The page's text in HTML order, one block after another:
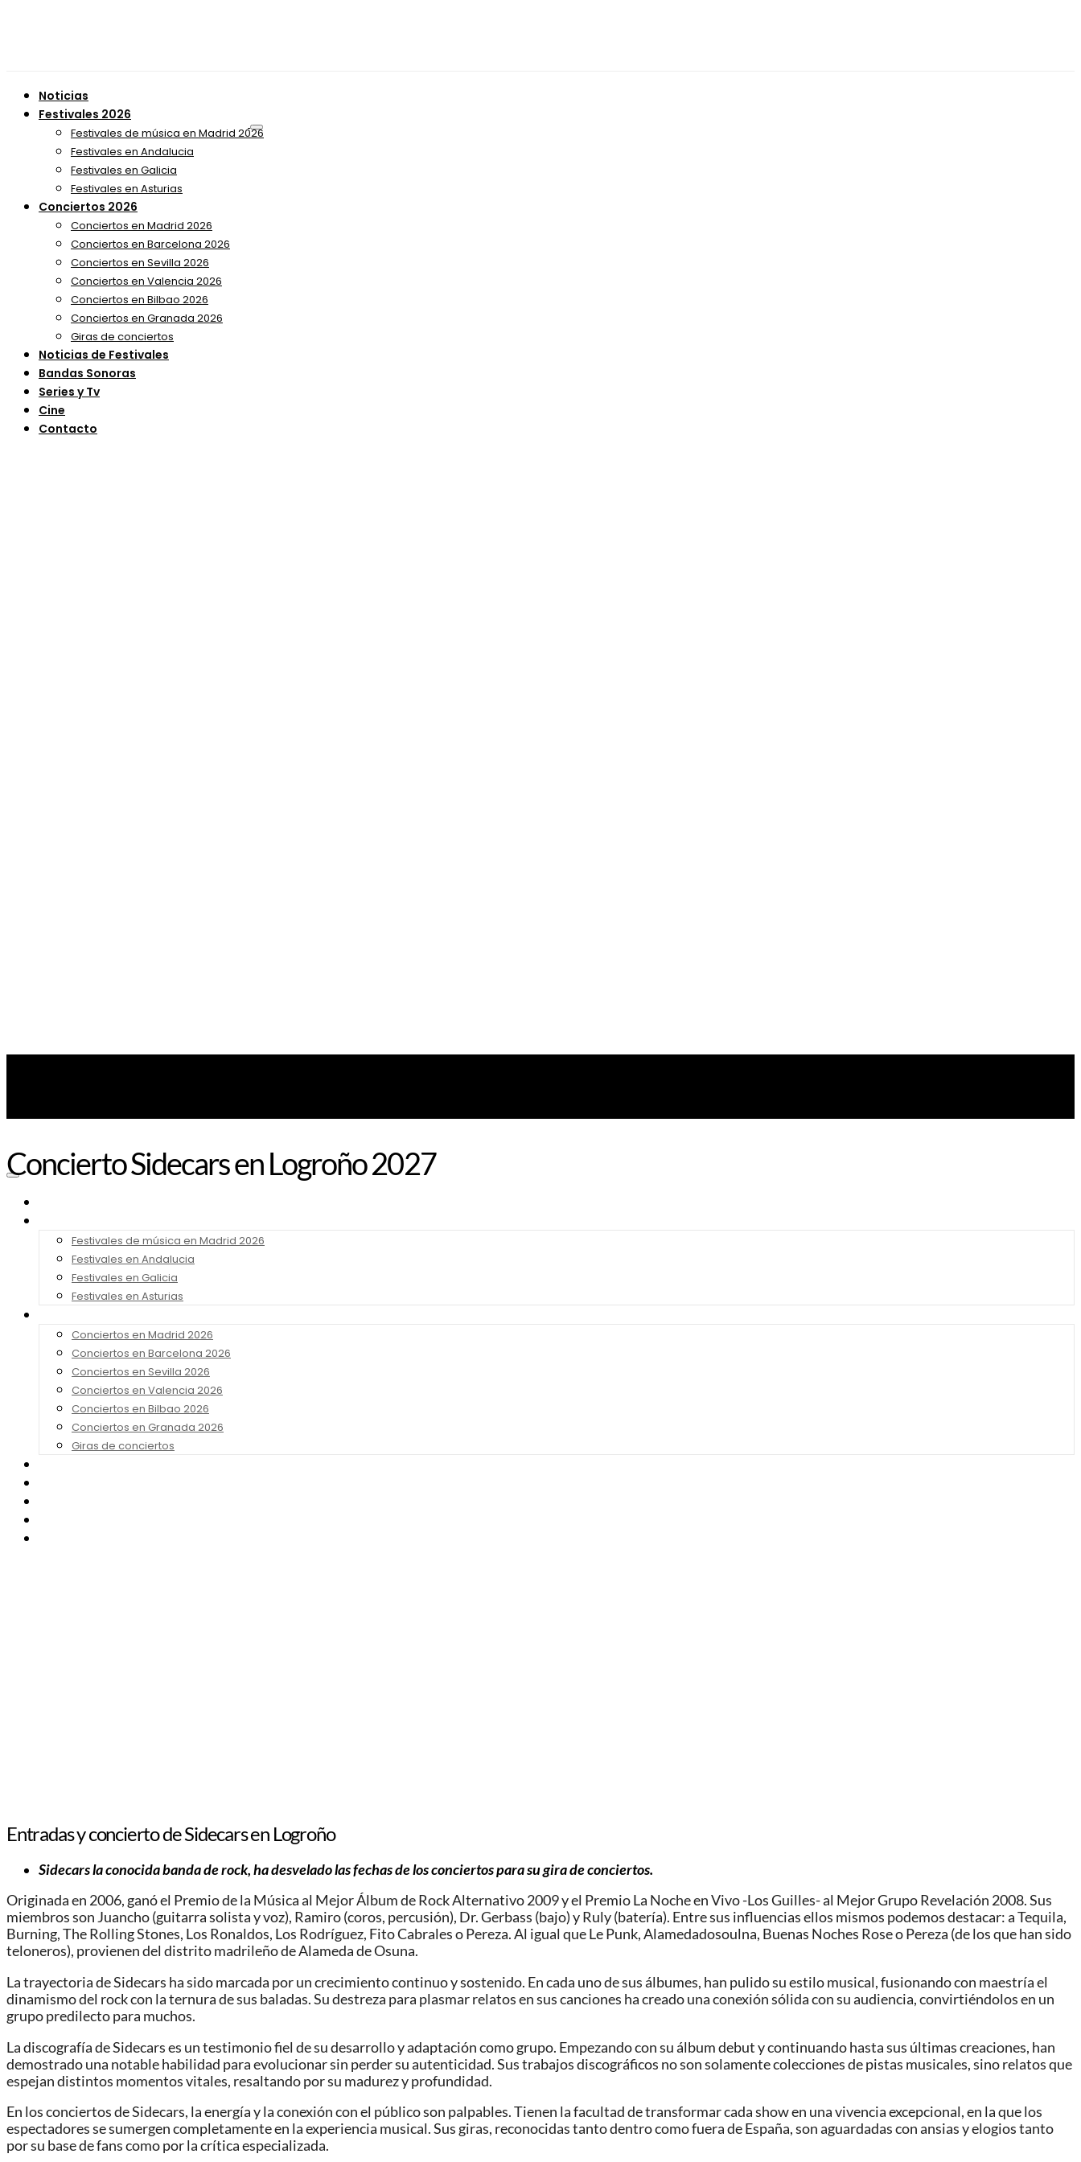
Noticias
Festivales 2026
Festivales de música en Madrid 2026
Festivales en Andalucia
Festivales en Galicia
Festivales en Asturias
Conciertos 2026
Conciertos en Madrid 2026
Conciertos en Barcelona 2026
Conciertos en Sevilla 2026
Conciertos en Valencia 2026
Conciertos en Bilbao 2026
Conciertos en Granada 2026
Giras de conciertos
Noticias de Festivales
Bandas Sonoras
Series y Tv
Cine
Contacto
Festivales de música en Madrid 2026
Festivales en Andalucia
Festivales en Galicia
Festivales en Asturias
Conciertos en Madrid 2026
Conciertos en Barcelona 2026
Conciertos en Sevilla 2026
Conciertos en Valencia 2026
Conciertos en Bilbao 2026
Conciertos en Granada 2026
Giras de conciertos
Concierto Sidecars en Logroño 2027
Entradas y concierto de Sidecars en Logroño
Sidecars la conocida banda de rock, ha desvelado las fechas de los conciertos para su gira de conciertos.
Originada en 2006, ganó el Premio de la Música al Mejor Álbum de Rock Alternativo 2009 y el Premio La Noche en Vivo -Los Guilles- al Mejor Grupo Revelación 2008. Sus
miembros son Juancho (guitarra solista y voz), Ramiro (coros, percusión), Dr. Gerbass (bajo) y Ruly (batería). Entre sus influencias ellos mismos podemos destacar: a Tequila,
Burning, The Rolling Stones, Los Ronaldos, Los Rodríguez, Fito Cabrales o Pereza. Al igual que Le Punk, Alamedadosoulna, Buenas Noches Rose o Pereza (de los que han sido
teloneros), provienen del distrito madrileño de Alameda de Osuna.
La trayectoria de Sidecars ha sido marcada por un crecimiento continuo y sostenido. En cada uno de sus álbumes, han pulido su estilo musical, fusionando con maestría el
dinamismo del rock con la ternura de sus baladas. Su destreza para plasmar relatos en sus canciones ha creado una conexión sólida con su audiencia, convirtiéndolos en un
grupo predilecto para muchos.
La discografía de Sidecars es un testimonio fiel de su desarrollo y adaptación como grupo. Empezando con su álbum debut y continuando hasta sus últimas creaciones, han
demostrado una notable habilidad para evolucionar sin perder su autenticidad. Sus trabajos discográficos no son solamente colecciones de pistas musicales, sino relatos que
espejan distintos momentos vitales, resaltando por su madurez y profundidad.
En los conciertos de Sidecars, la energía y la conexión con el público son palpables. Tienen la facultad de transformar cada show en una vivencia excepcional, en la que los
espectadores se sumergen completamente en la experiencia musical. Sus giras, reconocidas tanto dentro como fuera de España, son aguardadas con ansias y elogios tanto
por su base de fans como por la crítica especializada.